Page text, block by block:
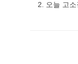
2. 오늘 고